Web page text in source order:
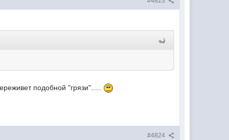
подобной "грязи".....
#4824